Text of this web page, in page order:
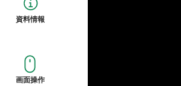
資料情報
画面操作